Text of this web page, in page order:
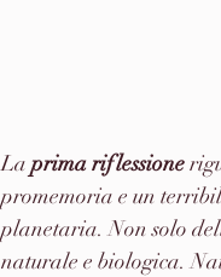
La prima riflessione
promemoria e un
planetaria. Non solo
naturale e biologica.